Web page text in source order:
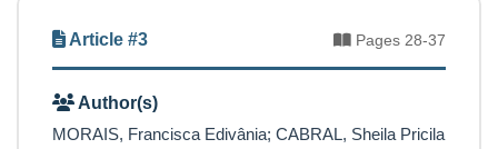
Article #3 Pages 28-37
Author(s)
MORAIS, Francisca Edivânia; CABRAL, Sheila Pricila